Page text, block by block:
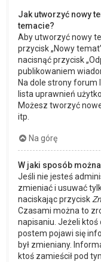
Jak utworzyć nowy
temacie?
Aby utworzyć nowy
przycisk „Nowy
nacisnąć przycisk
publikowaniem
Na dole strony
lista uprawnień
Możesz tworzyć
itp.
Na górę
W jaki sposób
Jeśli nie jesteś
zmieniać i usuwać
naciskając przycisk
Czasami można to
napisaniu. Jeżeli ktoś
postem pojawi się
był zmieniany.
ktoś zamieścił pod